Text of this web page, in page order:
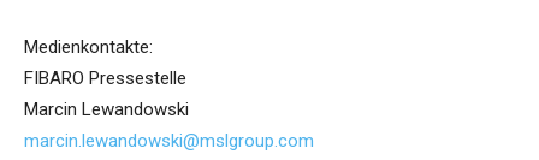
Medienkontakte:
FIBARO Pressestelle
Marcin Lewandowski
marcin.lewandowski@mslgroup.com